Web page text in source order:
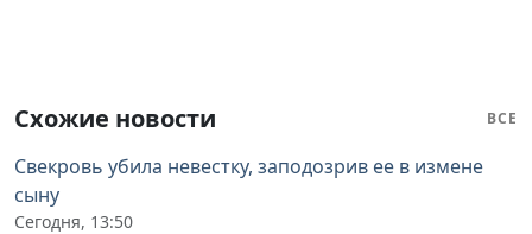
Схожие новости ВСЕ
Свекровь убила невестку, заподозрив ее в измене
сыну
Сегодня, 13:50